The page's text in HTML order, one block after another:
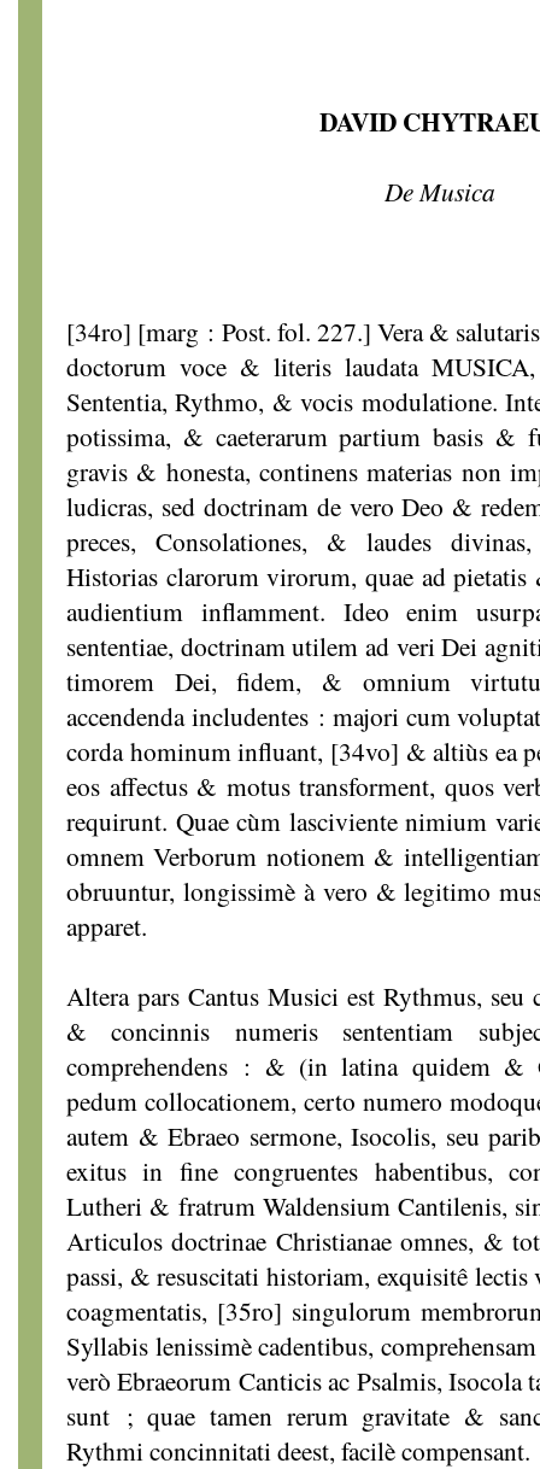
DAVID
De Musica
[34ro] [marg : Post. fol. 227.] Vera &
doctorum voce & literis laudata
Sententia, Rythmo, & vocis modulatione.
potissima, & caeterarum partium basis &
gravis & honesta, continens materias non
ludicras, sed doctrinam de vero Deo &
preces, Consolationes, & laudes
Historias clarorum virorum, quae ad
audientium inflamment. Ideo enim
sententiae, doctrinam utilem ad veri Dei
timorem Dei, fidem, & omnium
accendenda includentes : majori cum
corda hominum influant, [34vo] & altiùs ea
eos affectus & motus transforment, quos
requirunt. Quae cùm lasciviente nimium
omnem Verborum notionem &
obruuntur, longissimè à vero & legitimo
apparet.
Altera pars Cantus Musici est Rythmus,
& concinnis numeris sententiam
comprehendens : & (in latina quidem &
pedum collocationem, certo numero
autem & Ebraeo sermone, Isocolis, seu
exitus in fine congruentes habentibus,
Lutheri & fratrum Waldensium Cantilenis,
Articulos doctrinae Christianae omnes, &
passi, & resuscitati historiam, exquisitê
coagmentatis, [35ro] singulorum
Syllabis lenissimè cadentibus,
verò Ebraeorum Canticis ac Psalmis, Isocola
sunt ; quae tamen rerum gravitate &
Rythmi concinnitati deest, facilè compensant.